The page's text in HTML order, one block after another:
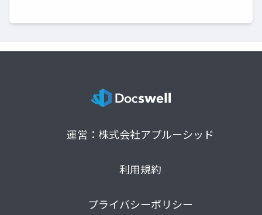
運営：株式会社アプルーシッド
利用規約
プライバシーポリシー